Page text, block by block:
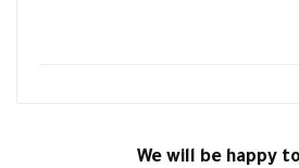
We will be happy